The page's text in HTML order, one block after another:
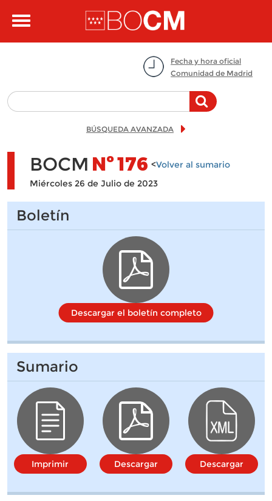
Toggle
Fecha y hora oficial
Comunidad de Madrid
BÚSQUEDA AVANZADA
BOCM Nº176 <Volver al sumario
Miércoles 26 de Julio de 2023
Boletín
Descargar el boletín completo
Sumario
Imprimir Descargar Descargar